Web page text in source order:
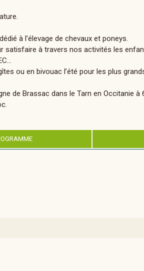
à l’élevage de chevaux et poneys.
satisfaire à travers nos activités les
ou en bivouac l’été pour les plus
de Brassac dans le Tarn en Occitanie